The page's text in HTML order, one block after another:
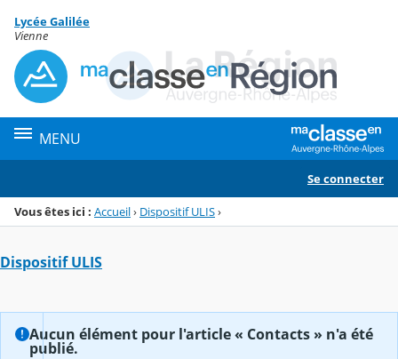
Menu de la rubrique
Contenu
Lycée Galilée
Vienne
MENU
Se connecter
Vous êtes ici : Accueil› Dispositif ULIS›
Dispositif ULIS
Aucun élément pour l'article « Contacts » n'a été
publié.